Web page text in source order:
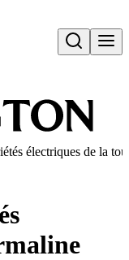
Open search
électriques de la